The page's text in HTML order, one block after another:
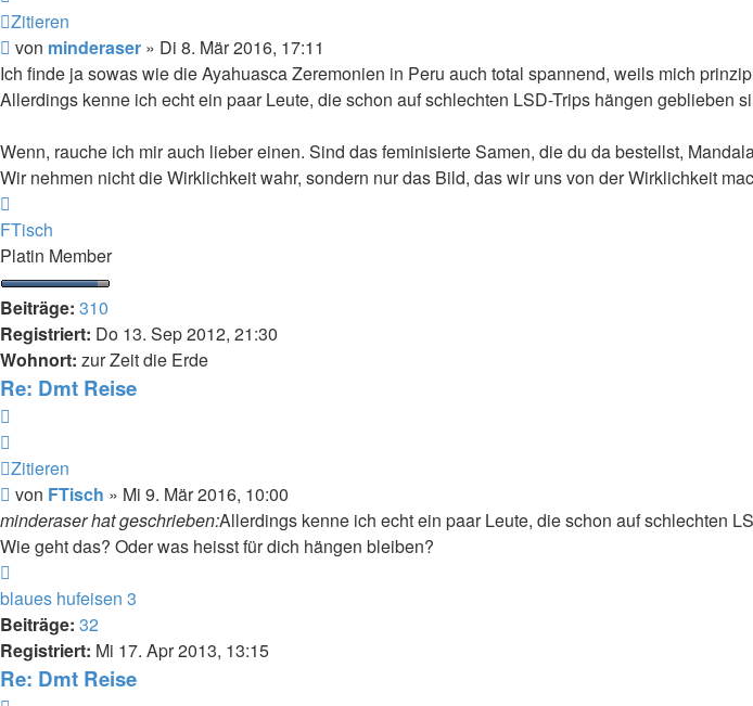
Zitieren
Beitrag
von minderaser » Di 8. Mär 2016, 17:11
Ich finde ja sowas wie die Ayahuasca Zeremonien in Peru auch total spannend, weils mich
Allerdings kenne ich echt ein paar Leute, die schon auf schlechten LSD-Trips hängen geblieben
Wenn, rauche ich mir auch lieber einen. Sind das feminisierte Samen, die du da bestellst,
Wir nehmen nicht die Wirklichkeit wahr, sondern nur das Bild, das wir uns von der Wirklichkeit
oben
FTisch
Platin Member
Beiträge: 310
Registriert: Do 13. Sep 2012, 21:30
Wohnort: zur Zeit die Erde
Re: Dmt Reise
Zitieren
Beitrag
von FTisch » Mi 9. Mär 2016, 10:00
minderaser hat geschrieben:Allerdings kenne ich echt ein paar Leute, die schon auf schlechten
Wie geht das? Oder was heisst für dich hängen bleiben?
oben
blaues hufeisen 3
Beiträge: 32
Registriert: Mi 17. Apr 2013, 13:15
Re: Dmt Reise